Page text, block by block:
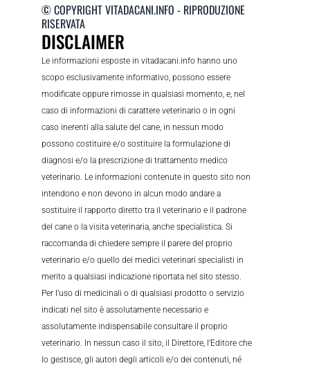
© COPYRIGHT VITADACANI.INFO - RIPRODUZIONE
RISERVATA
DISCLAIMER
Le informazioni esposte in vitadacani.info hanno uno
scopo esclusivamente informativo, possono essere
modificate oppure rimosse in qualsiasi momento, e, nel
caso di informazioni di carattere veterinario o in ogni
caso inerenti alla salute del cane, in nessun modo
possono costituire e/o sostituire la formulazione di
diagnosi e/o la prescrizione di trattamento medico
veterinario. Le informazioni contenute in questo sito non
intendono e non devono in alcun modo andare a
sostituire il rapporto diretto tra il veterinario e il padrone
del cane o la visita veterinaria, anche specialistica. Si
raccomanda di chiedere sempre il parere del proprio
veterinario e/o quello dei medici veterinari specialisti in
merito a qualsiasi indicazione riportata nel sito stesso.
Per l’uso di medicinali o di qualsiasi prodotto o servizio
indicati nel sito è assolutamente necessario e
assolutamente indispensabile consultare il proprio
veterinario. In nessun caso il sito, il Direttore, l’Editore che
lo gestisce, gli autori degli articoli e/o dei contenuti, né